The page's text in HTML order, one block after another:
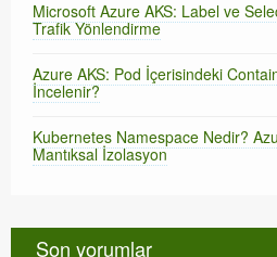
Microsoft Azure AKS: Label ve
Trafik Yönlendirme
Azure AKS: Pod İçerisindeki
İncelenir?
Kubernetes Namespace Nedir?
Mantıksal İzolasyon
Son yorumlar